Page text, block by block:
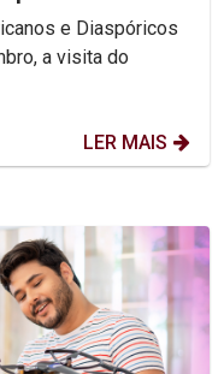
e Diaspóricos
a visita do
LER MAIS